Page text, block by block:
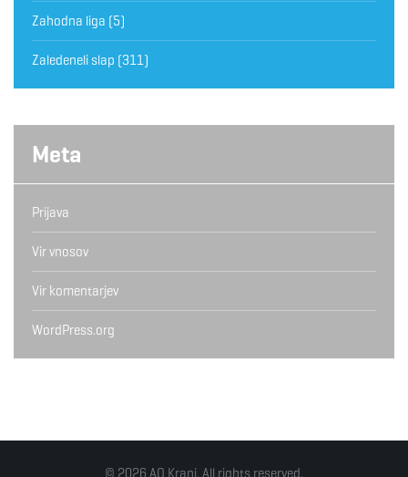
Zahodna liga (5)
Zaledeneli slap (311)
Meta
Prijava
Vir vnosov
Vir komentarjev
WordPress.org
© 2026 AO Kranj. All rights reserved.